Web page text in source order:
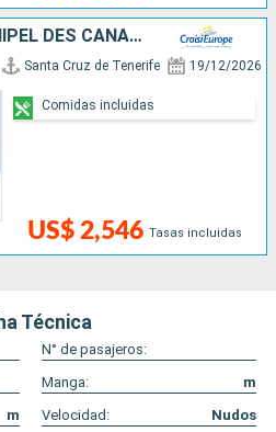
CROISIÈRE DANS L'ARCHIPEL DES CANARIES, LA DOUCEUR D'UN ÉTERNEL PRINTEMPS
Santa Cruz de Tenerife 19/12/2026
US$ 2,546 Tasas incluidas
Comidas incluidas
Técnica
N° de pasajeros:
Manga:
m
m Velocidad: Nudos